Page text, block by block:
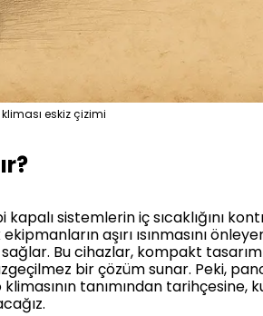
eskiz çizimi
sistemlerin iç sıcaklığını
aşırı ısınmasını
Bu cihazlar, kompakt
bir çözüm sunar. Peki,
tanımından tarihçesine,